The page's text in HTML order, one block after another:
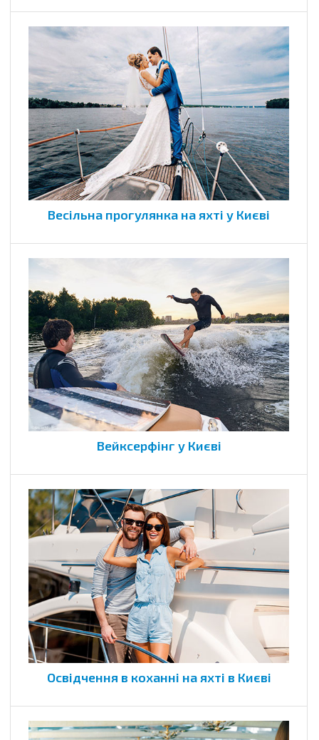
Весільна прогулянка на яхті у Києві
Вейксерфінг у Києві
Освідчення в коханні на яхті в Києві